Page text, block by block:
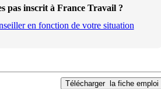
pas inscrit à France Travail ?
en fonction de votre situation
Télécharger la fiche emploi